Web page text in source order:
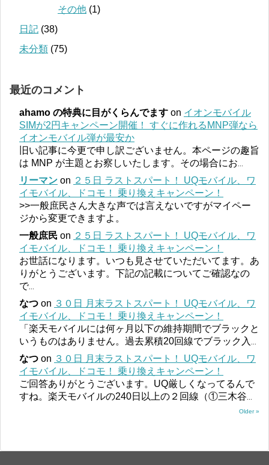
その他 (1)
日記 (38)
未分類 (75)
最近のコメント
ahamo の特典に目がくらんでます on イオンモバイル
SIMが2円キャンペーン開催！ すぐに作れるMNP弾なら
イオンモバイル弾が最安か
旧い記事に今更で申し訳ございません。本ページの趣旨
は MNP が主題とお察しいたします。その場合にお
リーマン on ２５日 ラストスパート！ UQモバイル、ワ
イモバイル、ドコモ！ 乗り換えキャンペーン！
>>一般庶民さん大きな声では言えないですがマイペー
ジから変更できますよ。
一般庶民 on ２５日 ラストスパート！ UQモバイル、ワ
イモバイル、ドコモ！ 乗り換えキャンペーン！
お世話になります。いつも見させていただいてます。あ
りがとうございます。下記の記載についてご確認なの
で...
なつ on ３０日 月末ラストスパート！ UQモバイル、ワ
イモバイル、ドコモ！ 乗り換えキャンペーン！
「楽天モバイルには何ヶ月以下の維持期間でブラックと
いうものはありません。過去累積20回線でブラック入
なつ on ３０日 月末ラストスパート！ UQモバイル、ワ
イモバイル、ドコモ！ 乗り換えキャンペーン！
ご回答ありがとうございます。UQ厳しくなってるんで
すね。楽天モバイルの240日以上の２回線（①三木谷
Older »